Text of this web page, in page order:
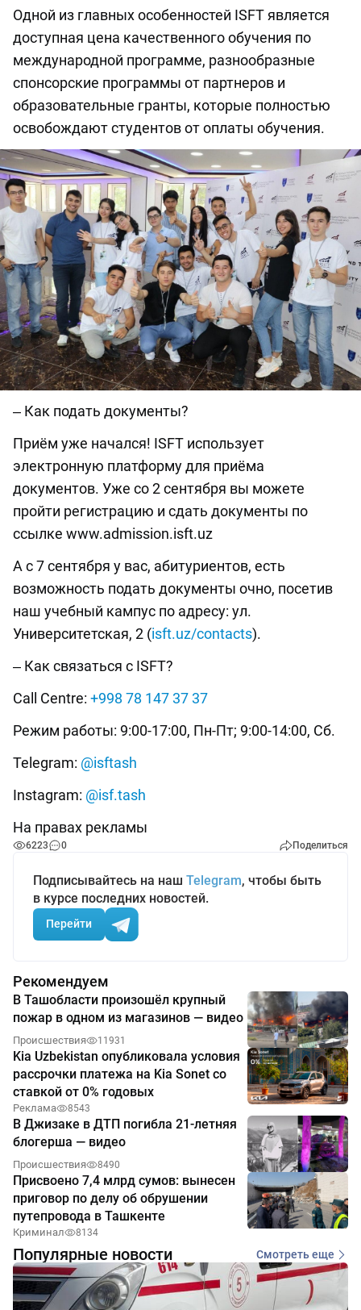
Одной из главных особенностей ISFT является
доступная цена качественного обучения по
международной программе, разнообразные
спонсорские программы от партнеров и
образовательные гранты, которые полностью
освобождают студентов от оплаты обучения.
‒ Как подать документы?
Приём уже начался! ISFT использует
электронную платформу для приёма
документов. Уже со 2 сентября вы можете
пройти регистрацию и сдать документы по
ссылке www.admission.isft.uz
А с 7 сентября у вас, абитуриентов, есть
возможность подать документы очно, посетив
наш учебный кампус по адресу: ул.
Университетская, 2 (isft.uz/contacts).
‒ Как связаться с ISFT?
Call Centre: +998 78 147 37 37
Режим работы: 9:00-17:00, Пн-Пт; 9:00-14:00, Сб.
Telegram: @isftash
Instagram: @isf.tash
На правах рекламы
6223 0 Поделиться
Подписывайтесь на наш Telegram, чтобы быть
в курсе последних новостей.
Перейти
Рекомендуем
В Ташобласти произошёл крупный
пожар в одном из магазинов — видео
Происшествия 11931
Kia Uzbekistan опубликовала условия
рассрочки платежа на Kia Sonet со
ставкой от 0% годовых
Реклама 8543
В Джизаке в ДТП погибла 21-летняя
блогерша — видео
Происшествия 8490
Присвоено 7,4 млрд сумов: вынесен
приговор по делу об обрушении
путепровода в Ташкенте
Криминал 8134
Популярные новости Смотреть еще